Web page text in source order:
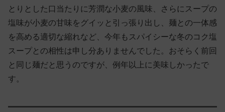
とりとした口当たりに芳潤な小麦の風味、さらにスープの
塩味が小麦の甘味をグイッと引っ張り出し、麺との一体感
を高める適切な縮れなど、今年もスパイシーな冬のコク塩
スープとの相性は申し分ありませんでした。おそらく前回
と同じ麺だと思うのですが、例年以上に美味しかったで
す。